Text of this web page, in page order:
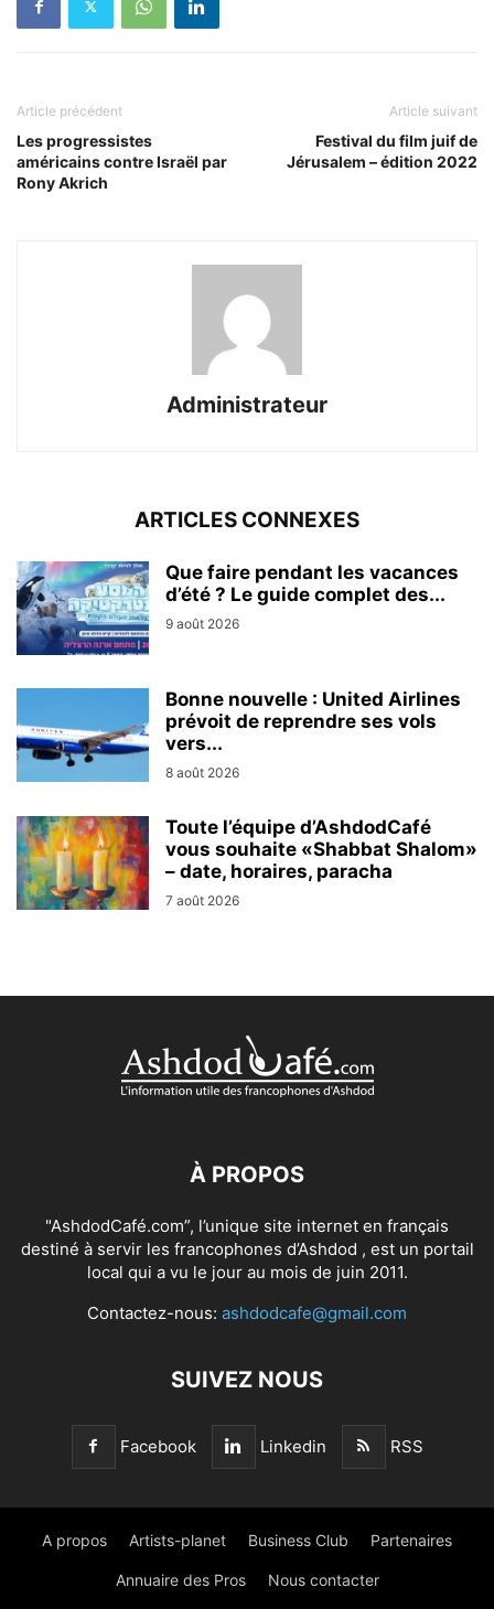
Article précédent
Les progressistes
américains contre Israël par
Rony Akrich
Article suivant
Festival du film juif de
Jérusalem – édition 2022
Administrateur
ARTICLES CONNEXES
Que faire pendant les vacances
d’été ? Le guide complet des...
9 août 2026
Bonne nouvelle : United Airlines
prévoit de reprendre ses vols
vers...
8 août 2026
Toute l’équipe d’AshdodCafé
vous souhaite «Shabbat Shalom»
– date, horaires, paracha
7 août 2026
À PROPOS
"AshdodCafé.com”, l’unique site internet en français
destiné à servir les francophones d’Ashdod , est un portail
local qui a vu le jour au mois de juin 2011.
Contactez-nous: ashdodcafe@gmail.com
SUIVEZ NOUS
Facebook Linkedin RSS
A propos Artists-planet Business Club Partenaires
Annuaire des Pros Nous contacter